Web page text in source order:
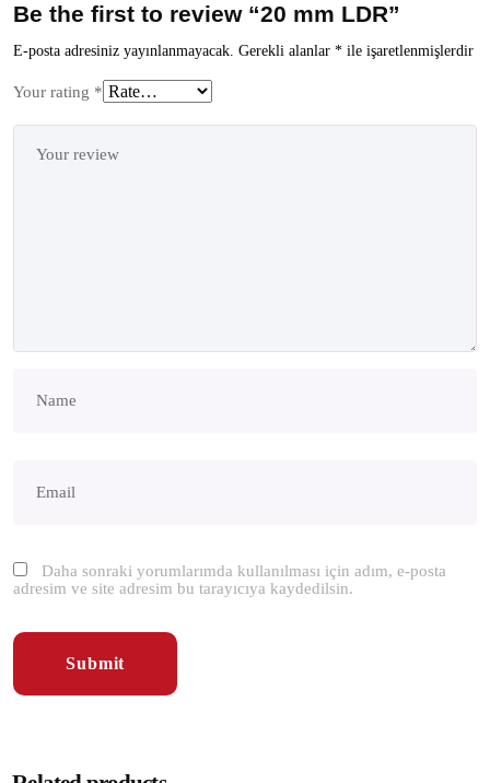
Be the first to review “20 mm LDR”
E-posta adresiniz yayınlanmayacak. Gerekli alanlar* ile işaretlenmişlerdir
Your rating *
Daha sonraki yorumlarımda kullanılması için adım, e-posta
adresim ve site adresim bu tarayıcıya kaydedilsin.